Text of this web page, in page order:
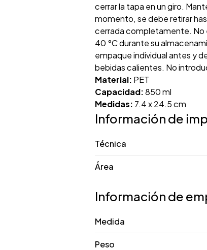
cerrar la tapa en un giro.
momento, se debe retirar
cerrada completamente. No
40 °C durante su
empaque individual antes y
bebidas calientes. No
Material: PET
Capacidad:850 ml
Medidas: 7.4 x 24.5 cm
Información de
Técnica
Área
Información de
Medida
Peso